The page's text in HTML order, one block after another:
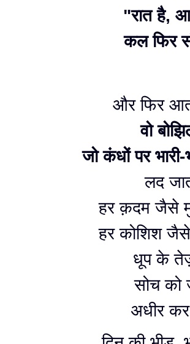
"रात है,
कल फिर
और फिर
वो
जो कंधों पर
लद
हर क़दम जैसे
हर कोशिश जैसे
धूप के
सोच को
अधीर